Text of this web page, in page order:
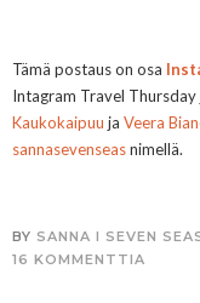
Tämä postaus on osa
Intagram Travel
Kaukokaipuu ja Veera
sannasevenseasnimellä.
BY SANNA I SEVEN
16 KOMMENTTIA